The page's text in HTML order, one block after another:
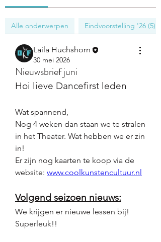
Alle onderwerpen Eindvoorstelling '26 (5)
Laila Huchshorn
30 mei 2026
Nieuwsbrief juni
Hoi lieve Dancefirst leden
Wat spannend,
Nog 4 weken dan staan we te stralen
in het Theater. Wat hebben we er zin
in!
Er zijn nog kaarten te koop via de
website: www.coolkunstencultuur.nl
Volgend seizoen nieuws:
We krijgen er nieuwe lessen bij!
Superleuk!!